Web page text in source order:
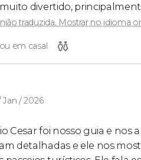
divertido,
traduzida. Mostrar no idioma
em casal
Jan / 2026
Cesar foi nosso guia e nos
detalhadas e ele nos